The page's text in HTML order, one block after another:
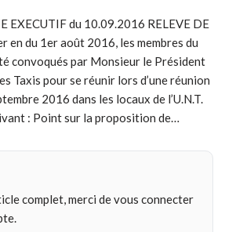
EXECUTIF du 10.09.2016 RELEVE DE
en du 1er août 2016, les membres du
convoqués par Monsieur le Président
Taxis pour se réunir lors d’une réunion
2016 dans les locaux de l’U.N.T.
: Point sur la proposition de…
complet, merci de vous connecter